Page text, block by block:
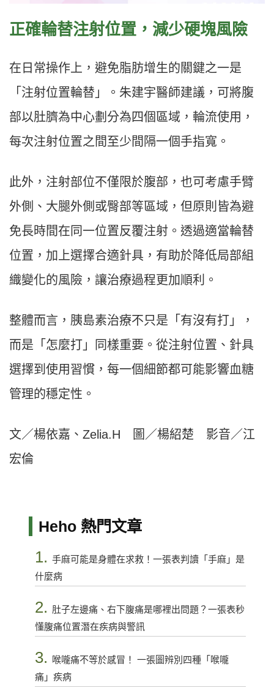
正確輪替注射位置，減少硬塊風險
在日常操作上，避免脂肪增生的關鍵之一是
「注射位置輪替」。朱建宇醫師建議，可將腹
部以肚臍為中心劃分為四個區域，輪流使用，
每次注射位置之間至少間隔一個手指寬。
此外，注射部位不僅限於腹部，也可考慮手臂
外側、大腿外側或臀部等區域，但原則皆為避
免長時間在同一位置反覆注射。透過適當輪替
位置，加上選擇合適針具，有助於降低局部組
織變化的風險，讓治療過程更加順利。
整體而言，胰島素治療不只是「有沒有打」，
而是「怎麼打」同樣重要。從注射位置、針具
選擇到使用習慣，每一個細節都可能影響血糖
管理的穩定性。
文／楊依嘉、Zelia.H 圖／楊紹楚 影音／江
宏倫
Heho 熱門文章
1. 手麻可能是身體在求救！一張表判讀「手麻」是
什麼病
2. 肚子左邊痛、右下腹痛是哪裡出問題？一張表秒
懂腹痛位置潛在疾病與警訊
3.
喉嚨痛不等於感冒！ 一張圖辨別四種「喉嚨
痛」疾病